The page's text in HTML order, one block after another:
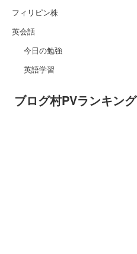
フィリピン株
英会話
今日の勉強
英語学習
ブログ村PVランキング